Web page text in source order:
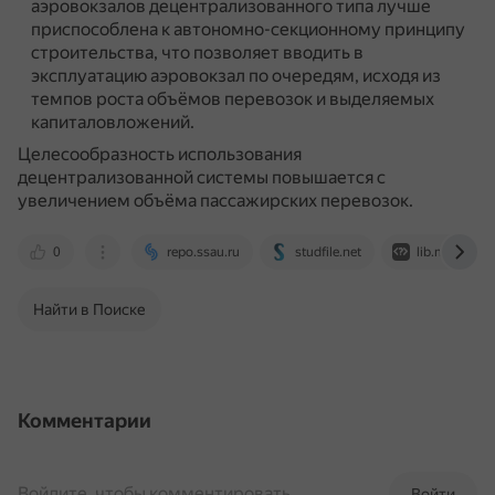
аэровокзалов децентрализованного типа лучше
приспособлена к автономно-секционному принципу
строительства, что позволяет вводить в
эксплуатацию аэровокзал по очередям, исходя из
темпов роста объёмов перевозок и выделяемых
капиталовложений.
Целесообразность использования
децентрализованной системы повышается с
увеличением объёма пассажирских перевозок.
0 repo.ssau.ru studfile.net lib.madi.ru
Найти в Поиске
Комментарии